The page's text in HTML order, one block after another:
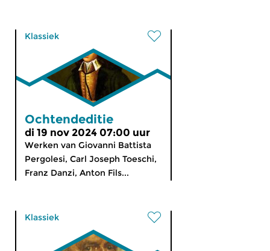
Klassiek
Ochtendeditie
di 19 nov 2024 07:00 uur
Werken van Giovanni Battista
Pergolesi, Carl Joseph Toeschi,
Franz Danzi, Anton Fils...
Klassiek